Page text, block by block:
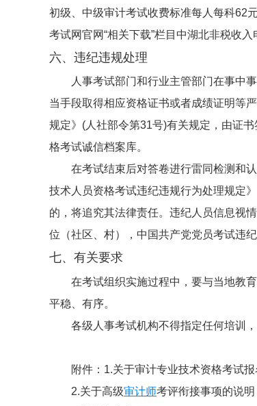
初级、中级审计考试收费标准每人每科62
考试网官网“相关下载”栏目中湖北非税收
六、违纪违规处理
人事考试部门和行业主管部门在事中
当手段取得相应资格证书或者成绩证明等
规定》(人社部令第31号)有关规定，由证
格考试诚信档案库。
在考试结束后对答卷进行雷同检测和
技术人员资格考试违纪违规行为处理规定
的，将追究其法律责任。违纪人员信息视
位（社区、村），中国共产党党员考试违
七、有关要求
在考试组织实施过程中，要与当地教
平稳、有序。
各级人事考试机构不得指定任何培训
附件：1.关于审计专业技术资格考试
2.关于高级审计师考评衔接事项的说明